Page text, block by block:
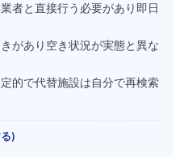
者と直接行う必要があり即日
があり空き状況が実態と異な
的で代替施設は自分で再検索
)